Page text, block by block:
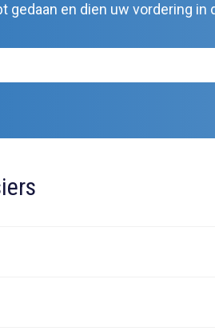
en dien uw vordering in